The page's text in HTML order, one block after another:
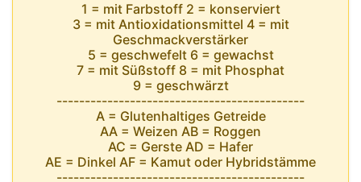
1 = mit Farbstoff 2 = konserviert
3 = mit Antioxidationsmittel 4 = mit
Geschmackverstärker
5 = geschwefelt 6 = gewachst
7 = mit Süßstoff 8 = mit Phosphat
9 = geschwärzt
--------------------------------------------
A = Glutenhaltiges Getreide
AA = Weizen AB = Roggen
AC = Gerste AD = Hafer
AE = Dinkel AF = Kamut oder Hybridstämme
--------------------------------------------